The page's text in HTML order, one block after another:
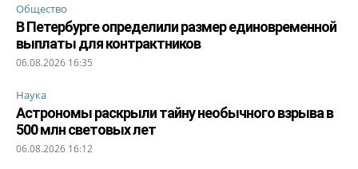
Общество
В Петербурге определили размер единовременной
выплаты для контрактников
06.08.2026 16:35
Наука
Астрономы раскрыли тайну необычного взрыва в
500 млн световых лет
06.08.2026 16:12